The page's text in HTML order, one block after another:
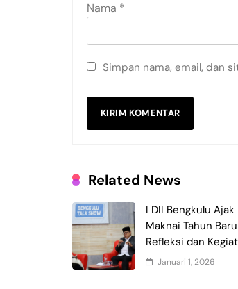
Nama *
Simpan nama, email, dan
Related News
LDII Bengkulu
Maknai Tahun
Refleksi dan
Januari 1, 2026